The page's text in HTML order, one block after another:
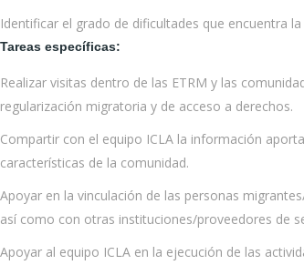
Identificar el grado de dificultades que encuentra
Tareas específicas:
Realizar visitas dentro de las ETRM y las
regularización migratoria y de acceso a derechos.
Compartir con el equipo ICLA la información
características de la comunidad.
Apoyar en la vinculación de las personas
así como con otras instituciones/proveedores de
Apoyar al equipo ICLA en la ejecución de las